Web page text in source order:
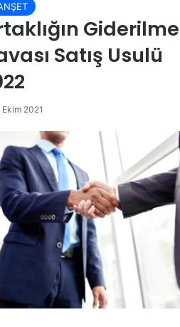
Satış Usulü
Ekim 2021